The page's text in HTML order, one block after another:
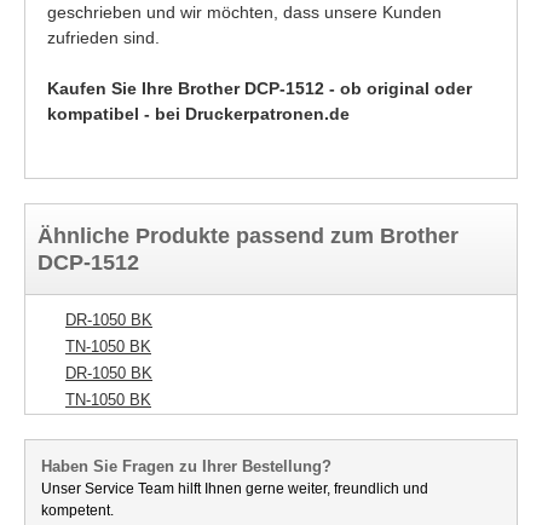
geschrieben und wir möchten, dass unsere Kunden
zufrieden sind.
Kaufen Sie Ihre Brother DCP-1512 - ob original oder
kompatibel - bei Druckerpatronen.de
Ähnliche Produkte passend zum Brother
DCP-1512
DR-1050 BK
TN-1050 BK
DR-1050 BK
TN-1050 BK
Haben Sie Fragen zu Ihrer Bestellung?
Unser Service Team hilft Ihnen gerne weiter, freundlich und
kompetent.